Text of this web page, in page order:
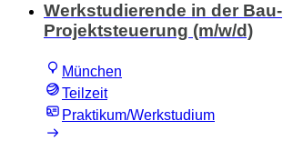
Werkstudierende in der Bau-
Projektsteuerung (m/w/d)
München
Teilzeit
Praktikum/Werkstudium